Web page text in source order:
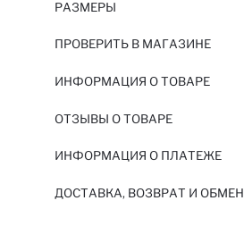
РАЗМЕРЫ
ПРОВЕРИТЬ В МАГАЗИНЕ
ИНФОРМАЦИЯ О ТОВАРЕ
ОТЗЫВЫ О ТОВАРЕ
ИНФОРМАЦИЯ О ПЛАТЕЖЕ
ДОСТАВКА, ВОЗВРАТ И ОБМЕН